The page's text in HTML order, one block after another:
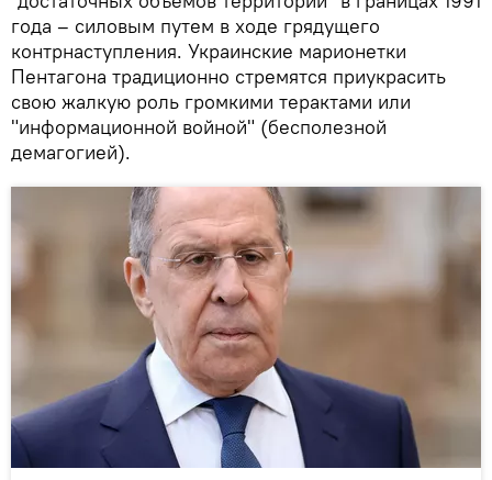
года – силовым путем в ходе грядущего
контрнаступления. Украинские марионетки
Пентагона традиционно стремятся приукрасить
свою жалкую роль громкими терактами или
"информационной войной" (бесполезной
демагогией).